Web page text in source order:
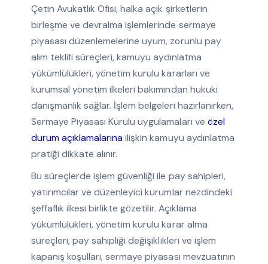
Çetin Avukatlık Ofisi, halka açık şirketlerin
birleşme ve devralma işlemlerinde sermaye
piyasası düzenlemelerine uyum, zorunlu pay
alım teklifi süreçleri, kamuyu aydınlatma
yükümlülükleri, yönetim kurulu kararları ve
kurumsal yönetim ilkeleri bakımından hukuki
danışmanlık sağlar. İşlem belgeleri hazırlanırken,
Sermaye Piyasası Kurulu uygulamaları ve özel
durum açıklamalarına ilişkin kamuyu aydınlatma
pratiği dikkate alınır.
Bu süreçlerde işlem güvenliği ile pay sahipleri,
yatırımcılar ve düzenleyici kurumlar nezdindeki
şeffaflık ilkesi birlikte gözetilir. Açıklama
yükümlülükleri, yönetim kurulu karar alma
süreçleri, pay sahipliği değişiklikleri ve işlem
kapanış koşulları, sermaye piyasası mevzuatının